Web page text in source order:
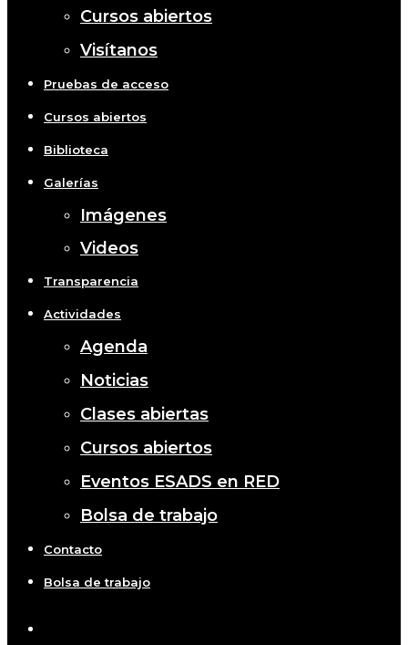
Cursos abiertos
Visítanos
Pruebas de acceso
Cursos abiertos
Biblioteca
Galerías
Imágenes
Videos
Transparencia
Actividades
Agenda
Noticias
Clases abiertas
Cursos abiertos
Eventos ESADS en RED
Bolsa de trabajo
Contacto
Bolsa de trabajo